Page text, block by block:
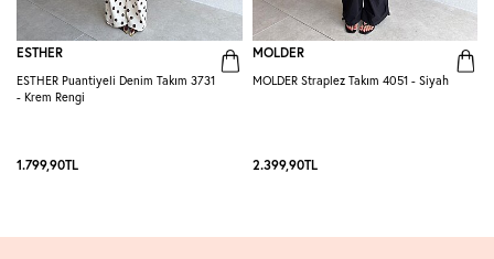
ESTHER
ESTHER Puantiyeli Denim Takım 3731
- Krem Rengi
1.799,90TL
MOLDER
MOLDER Straplez Takım 4051 - Siyah
2.399,90TL